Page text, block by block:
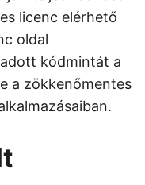
licenc elérhető
oldal
kódmintát a
a zökkenőmentes